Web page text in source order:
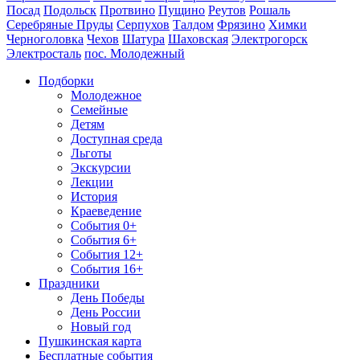
Посад Подольск Протвино Пущино Реутов Рошаль
Серебряные Пруды Серпухов Талдом Фрязино Химки
Черноголовка Чехов Шатура Шаховская Электрогорск
Электросталь пос. Молодежный
Подборки
Молодежное
Семейные
Детям
Доступная среда
Льготы
Экскурсии
Лекции
История
Краеведение
События 0+
События 6+
События 12+
События 16+
Праздники
День Победы
День России
Новый год
Пушкинская карта
Бесплатные события